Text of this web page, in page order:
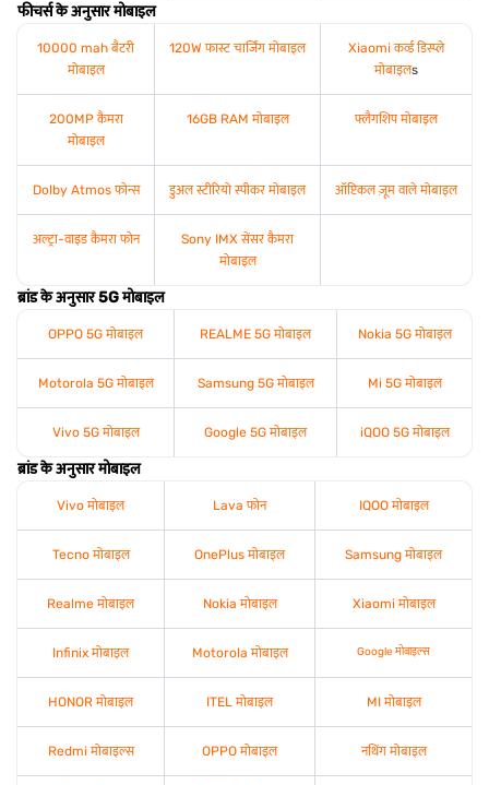
फीचर्स के अनुसार मोबाइल
10000 mah बैटरी
मोबाइल
120W फास्ट चार्जिंग मोबाइल
Xiaomi कर्व्ड डिस्प्ले
मोबाइलs
200MP कैमरा
मोबाइल
16GB RAM मोबाइल फ्लैगशिप मोबाइल
Dolby Atmos फोन्स डुअल स्टीरियो स्पीकर मोबाइल ऑप्टिकल ज़ूम वाले मोबाइल
अल्ट्रा-वाइड कैमरा फोन
Sony IMX सेंसर कैमरा
मोबाइल
ब्रांड के अनुसार 5G मोबाइल
OPPO 5G मोबाइल REALME 5G मोबाइल Nokia 5G मोबाइल
Motorola 5G मोबाइल Samsung 5G मोबाइल Mi 5G मोबाइल
Vivo 5G मोबाइल Google 5G मोबाइल iQOO 5G मोबाइल
ब्रांड के अनुसार मोबाइल
Vivo मोबाइल Lava फोन IQOO मोबाइल
Tecno मोबाइल OnePlus मोबाइल Samsung मोबाइल
Realme मोबाइल Nokia मोबाइल Xiaomi मोबाइल
Infinix मोबाइल Motorola मोबाइल Google मोबाइल्स
HONOR मोबाइल ITEL मोबाइल MI मोबाइल
Redmi मोबाइल्स OPPO मोबाइल नथिंग मोबाइल